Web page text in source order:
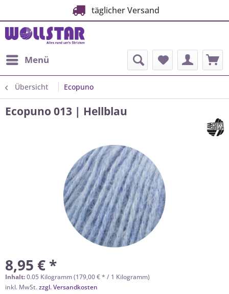
täglicher Versand
Menü
Übersicht Ecopuno
Ecopuno 013 | Hellblau
8,95 € *
Inhalt:0.05 Kilogramm (179,00 € * / 1 Kilogramm)
inkl. MwSt.zzgl. Versandkosten